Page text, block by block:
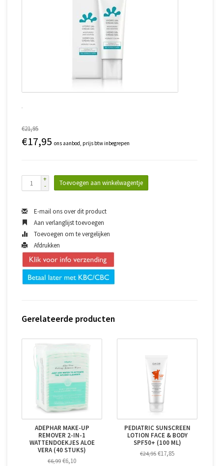
€21,95
€17,95 ons aanbod, prijs btw inbegrepen
+
-
Toevoegen aan winkelwagentje
E-mail ons over dit product
Aan verlanglijst toevoegen
Toevoegen om te vergelijken
Afdrukken
Gerelateerde producten
ADEPHAR MAKE-UP
REMOVER 2-IN-1
WATTENDOEKJES ALOE
VERA (40 STUKS)
€6,99 €6,10
PEDIATRIC SUNSCREEN
LOTION FACE & BODY
SPF50+ (100 ML)
€24,95 €17,85